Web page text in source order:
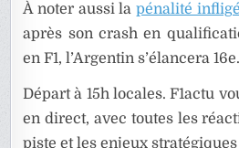
À noter aussi la pénalité
après son crash en
en F1, l’Argentin s’élancera 16e.
Départ à 15h locales. F1actu
en direct, avec toutes les
piste et les enjeux